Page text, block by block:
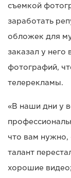
съемкой
заработать
обложек для
заказал у него
фотографий,
телерекламы.
«В наши дни у
что вам нужно,
талант
хорошие